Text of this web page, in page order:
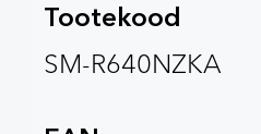
Tootekood
SM-R640NZKA